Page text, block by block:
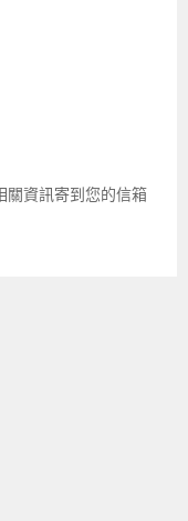
關資訊寄到您的信箱